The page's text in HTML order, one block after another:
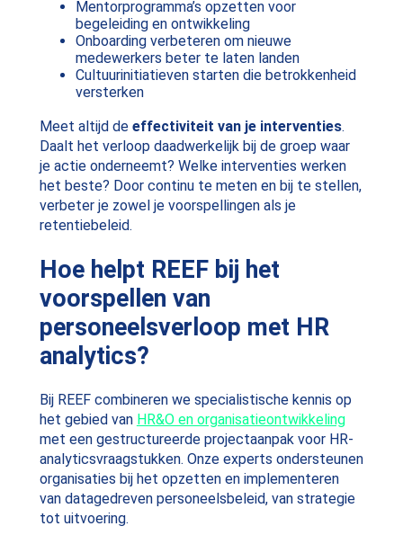
Mentorprogramma’s opzetten voor
begeleiding en ontwikkeling
Onboarding verbeteren om nieuwe
medewerkers beter te laten landen
Cultuurinitiatieven starten die betrokkenheid
versterken
Meet altijd de effectiviteit van je interventies.
Daalt het verloop daadwerkelijk bij de groep waar
je actie onderneemt? Welke interventies werken
het beste? Door continu te meten en bij te stellen,
verbeter je zowel je voorspellingen als je
retentiebeleid.
Hoe helpt REEF bij het
voorspellen van
personeelsverloop met HR
analytics?
Bij REEF combineren we specialistische kennis op
het gebied van HR&O en organisatieontwikkeling
met een gestructureerde projectaanpak voor HR-
analyticsvraagstukken. Onze experts ondersteunen
organisaties bij het opzetten en implementeren
van datagedreven personeelsbeleid, van strategie
tot uitvoering.